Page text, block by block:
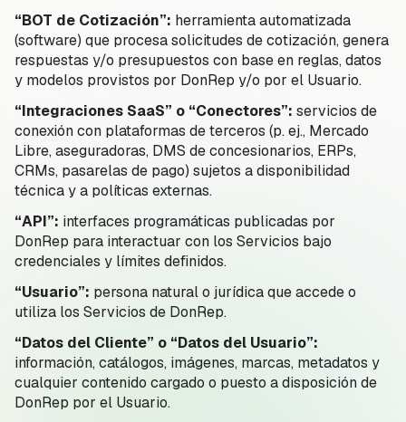
“BOT de Cotización”: herramienta automatizada
(software) que procesa solicitudes de cotización, genera
respuestas y/o presupuestos con base en reglas, datos
y modelos provistos por DonRep y/o por el Usuario.
“Integraciones SaaS” o “Conectores”: servicios de
conexión con plataformas de terceros (p. ej., Mercado
Libre, aseguradoras, DMS de concesionarios, ERPs,
CRMs, pasarelas de pago) sujetos a disponibilidad
técnica y a políticas externas.
“API”: interfaces programáticas publicadas por
DonRep para interactuar con los Servicios bajo
credenciales y límites definidos.
“Usuario”: persona natural o jurídica que accede o
utiliza los Servicios de DonRep.
“Datos del Cliente” o “Datos del Usuario”:
información, catálogos, imágenes, marcas, metadatos y
cualquier contenido cargado o puesto a disposición de
DonRep por el Usuario.